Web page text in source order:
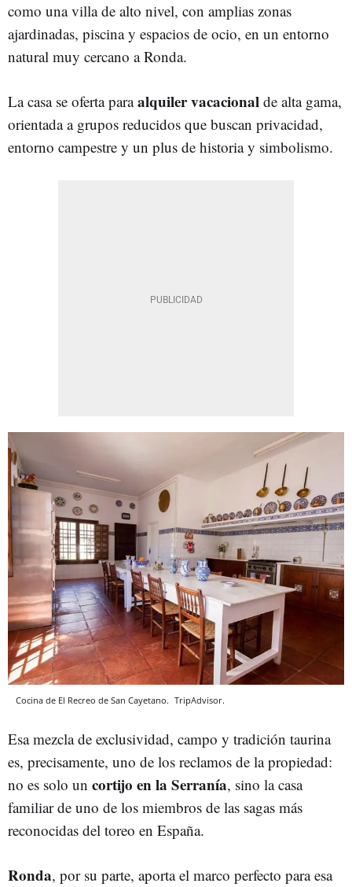
como una villa de alto nivel, con amplias zonas
ajardinadas, piscina y espacios de ocio, en un entorno
natural muy cercano a Ronda.
La casa se oferta paraalquiler vacacional de alta gama,
orientada a grupos reducidos que buscan privacidad,
entorno campestre y un plus de historia y simbolismo.
Cocina de El Recreo de San Cayetano. TripAdvisor.
Esa mezcla de exclusividad, campo y tradición taurina
es, precisamente, uno de los reclamos de la propiedad:
no es solo un cortijo en la Serranía, sino la casa
familiar de uno de los miembros de las sagas más
reconocidas del toreo en España.
Ronda, por su parte, aporta el marco perfecto para esa